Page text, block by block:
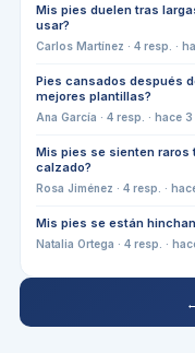
Mis pies duelen tras
usar?
Carlos Martínez · 4resp. ·
Pies cansados después
mejores plantillas?
Ana García · 4resp. · hace 3
Mis pies se sienten raros
calzado?
Rosa Jiménez · 4resp. ·
Mis pies se están
Natalia Ortega · 4resp. ·